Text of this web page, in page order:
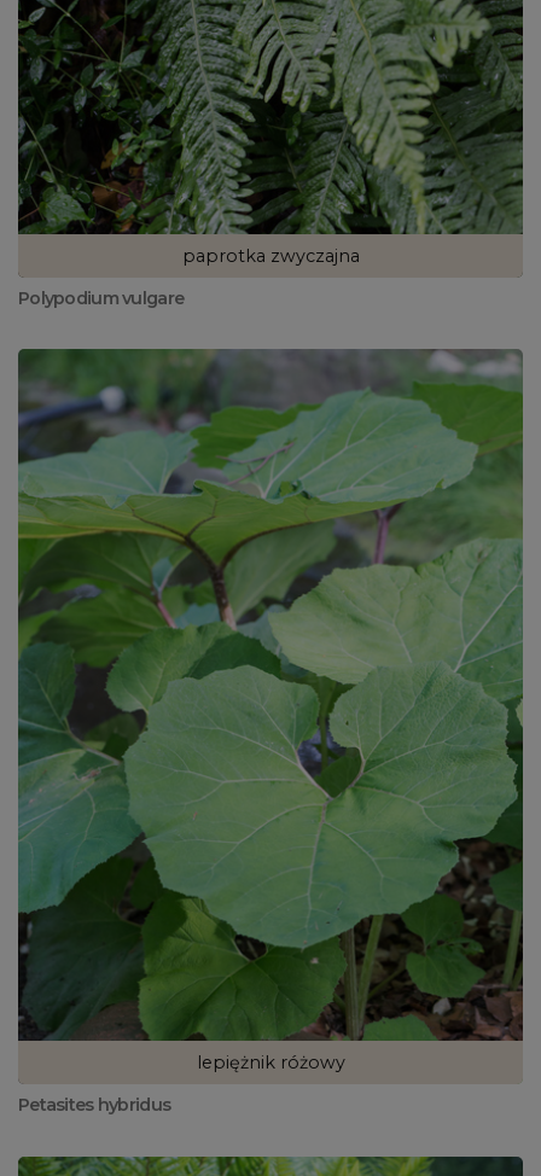
paprotka zwyczajna
Polypodium vulgare
lepiężnik różowy
Petasites hybridus